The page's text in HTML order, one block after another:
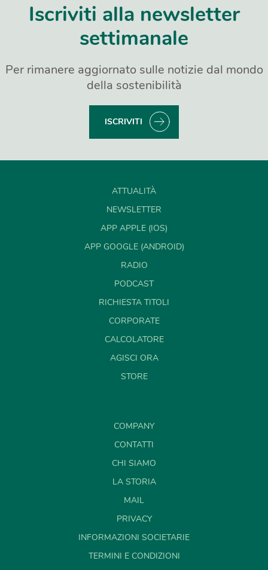
Iscriviti alla newsletter
settimanale
Per rimanere aggiornato sulle notizie dal mondo
della sostenibilità
ISCRIVITI
ATTUALITÀ
NEWSLETTER
APP APPLE (IOS)
APP GOOGLE (ANDROID)
RADIO
PODCAST
RICHIESTA TITOLI
CORPORATE
CALCOLATORE
AGISCI ORA
STORE
COMPANY
CONTATTI
CHI SIAMO
LA STORIA
MAIL
PRIVACY
INFORMAZIONI SOCIETARIE
TERMINI E CONDIZIONI